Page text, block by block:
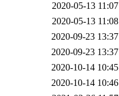
2020-05-13 11:07
2020-05-13 11:08
2020-09-23 13:37
2020-09-23 13:37
2020-10-14 10:45
2020-10-14 10:46